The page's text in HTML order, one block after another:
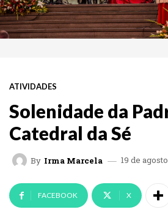
ATIVIDADES
Solenidade da
Catedral da Sé
By Irma Marcela 19 de
FACEBOOK X